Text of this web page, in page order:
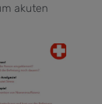
akuten